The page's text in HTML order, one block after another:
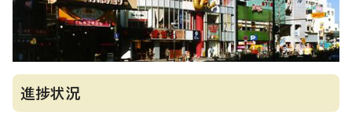
進捗状況